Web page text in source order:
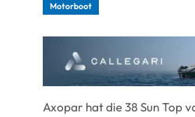
Motorboot
Axopar hat die 38 Sun Top